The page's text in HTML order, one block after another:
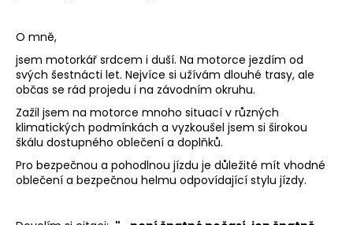
O mně,
jsem motorkář srdcem i duší. Na motorce jezdím od
svých šestnácti let. Nejvíce si užívám dlouhé trasy, ale
občas se rád projedu i na závodním okruhu.
Zažil jsem na motorce mnoho situací v různých
klimatických podmínkách a vyzkoušel jsem si širokou
škálu dostupného oblečení a doplňků.
Pro bezpečnou a pohodlnou jízdu je důležité mít vhodné
oblečení a bezpečnou helmu odpovídající stylu jízdy.
HLEDAT
D
o
p
o